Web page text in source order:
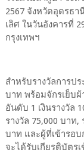
2567 จังหวัดอุดรธ
เลิศ ในวันอังคารที่
กรุงเทพฯ
สำหรับรางวัลการป
บาท พร้อมจักรเ
อันดับ 1 เงินรางวัล
รางวัล 75,000 บาท,
บาท และผู้ที่เข้ารอ
จะได้รับเกียรติบัตร